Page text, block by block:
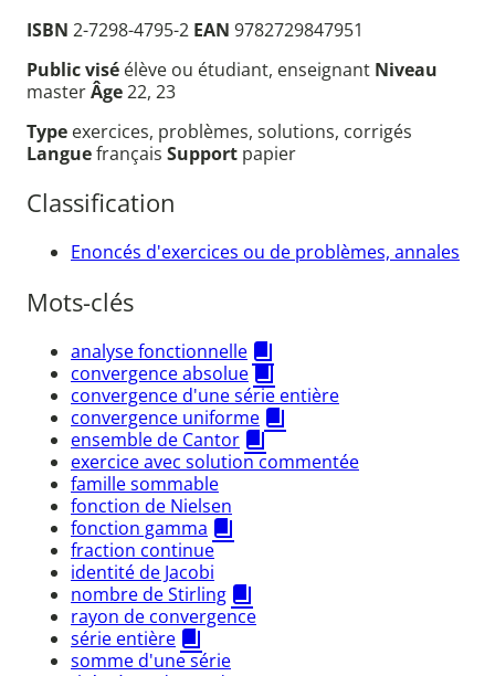
ISBN 2-7298-4795-2 EAN 9782729847951
Public visé élève ou étudiant, enseignant Niveau
masterÂge22, 23
Type exercices, problèmes, solutions, corrigés
Languefrançais Support papier
Classification
Enoncés d'exercices ou de problèmes, annales
Mots-clés
analyse fonctionnelle
convergence absolue
convergence d'une série entière
convergence uniforme
ensemble de Cantor
exercice avec solution commentée
famille sommable
fonction de Nielsen
fonction gamma
fraction continue
identité de Jacobi
nombre de Stirling
rayon de convergence
série entière
somme d'une série